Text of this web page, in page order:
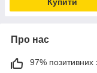
Про нас
97% позитивних